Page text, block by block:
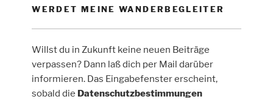
WERDET MEINE WANDERBEGLEITER
Willst du in Zukunft keine neuen Beiträge
verpassen? Dann laß dich per Mail darüber
informieren. Das Eingabefenster erscheint,
sobald die Datenschutzbestimmungen